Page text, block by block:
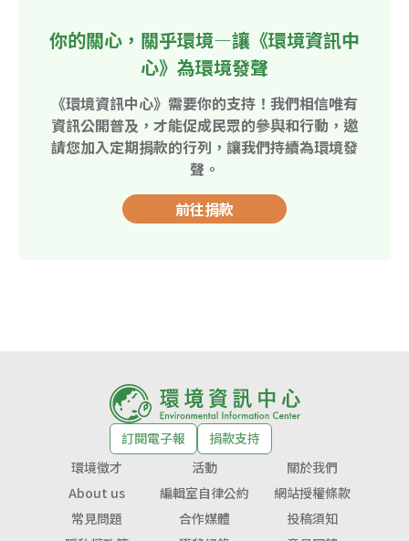
你的關心，關乎環境—讓《環境資訊中
心》為環境發聲
《環境資訊中心》需要你的支持！我們相信唯有
資訊公開普及，才能促成民眾的參與和行動，邀
請您加入定期捐款的行列，讓我們持續為環境發
聲。
前往捐款
訂閱電子報
捐款支持
環境徵才
活動
關於我們
About us
編輯室自律公約
網站授權條款
常見問題
合作媒體
投稿須知